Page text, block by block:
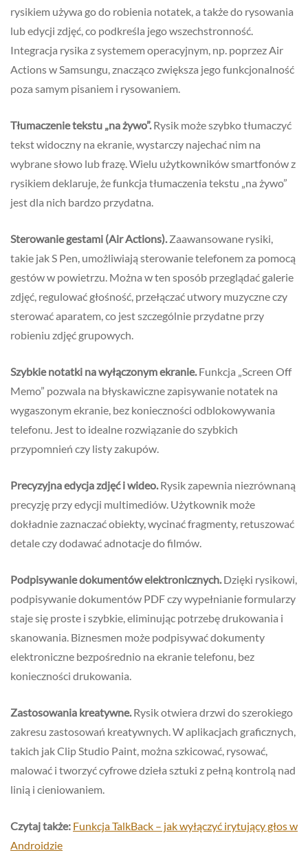
rysikiem używa go do robienia notatek, a także do rysowania
lub edycji zdjęć, co podkreśla jego wszechstronność.
Integracja rysika z systemem operacyjnym, np. poprzez Air
Actions w Samsungu, znacząco zwiększa jego funkcjonalność
poza samym pisaniem i rysowaniem.
Tłumaczenie tekstu „na żywo”.Rysik może szybko tłumaczyć
tekst widoczny na ekranie, wystarczy najechać nim na
wybrane słowo lub frazę. Wielu użytkowników smartfonów z
rysikiem deklaruje, że funkcja tłumaczenia tekstu „na żywo”
jest dla nich bardzo przydatna.
Sterowanie gestami (Air Actions).Zaawansowane rysiki,
takie jak S Pen, umożliwiają sterowanie telefonem za pomocą
gestów w powietrzu. Można w ten sposób przeglądać galerie
zdjęć, regulować głośność, przełączać utwory muzyczne czy
sterować aparatem, co jest szczególnie przydatne przy
robieniu zdjęć grupowych.
Szybkie notatki na wyłączonym ekranie.Funkcja „Screen Off
Memo” pozwala na błyskawiczne zapisywanie notatek na
wygaszonym ekranie, bez konieczności odblokowywania
telefonu. Jest to idealne rozwiązanie do szybkich
przypomnień czy listy zakupów.
Precyzyjna edycja zdjęć i wideo.Rysik zapewnia niezrównaną
precyzję przy edycji multimediów. Użytkownik może
dokładnie zaznaczać obiekty, wycinać fragmenty, retuszować
detale czy dodawać adnotacje do filmów.
Podpisywanie dokumentów elektronicznych.Dzięki rysikowi,
podpisywanie dokumentów PDF czy wypełnianie formularzy
staje się proste i szybkie, eliminując potrzebę drukowania i
skanowania. Biznesmen może podpisywać dokumenty
elektroniczne bezpośrednio na ekranie telefonu, bez
konieczności drukowania.
Zastosowania kreatywne.Rysik otwiera drzwi do szerokiego
zakresu zastosowań kreatywnych. W aplikacjach graficznych,
takich jak Clip Studio Paint, można szkicować, rysować,
malować i tworzyć cyfrowe dzieła sztuki z pełną kontrolą nad
linią i cieniowaniem.
Czytaj także: Funkcja TalkBack – jak wyłączyć irytujący głos w
Androidzie